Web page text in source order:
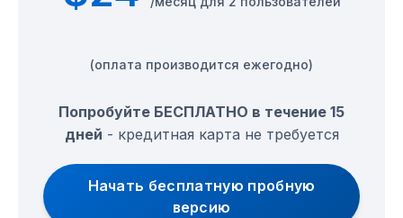
(оплата производится ежегодно)
Попробуйте БЕСПЛАТНО в течение 15
дней - кредитная карта не требуется
Начать бесплатную пробную
версию